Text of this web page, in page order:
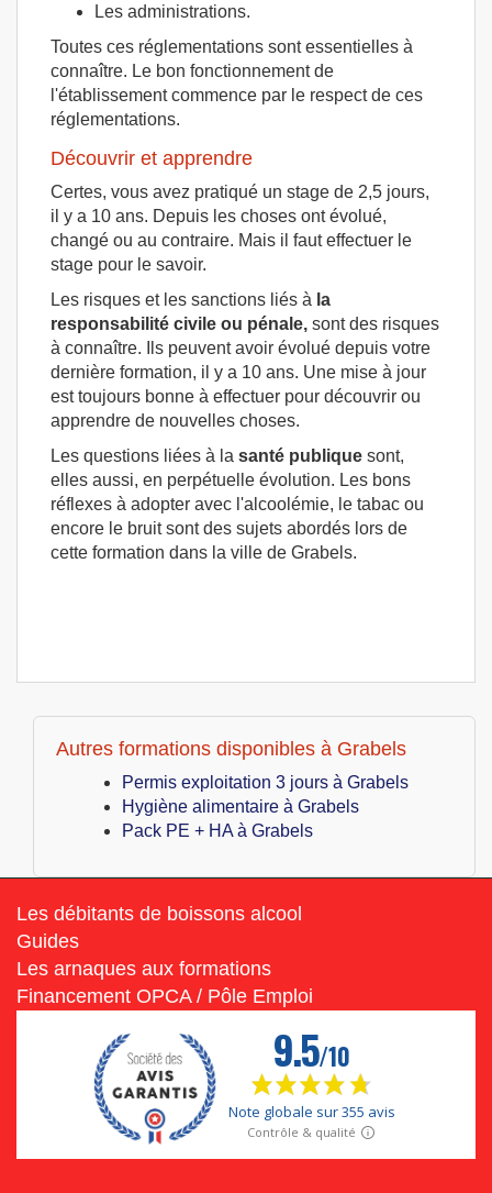
Les administrations.
Toutes ces réglementations sont essentielles à
connaître. Le bon fonctionnement de
l'établissement commence par le respect de ces
réglementations.
Découvrir et apprendre
Certes, vous avez pratiqué un stage de 2,5 jours,
il y a 10 ans. Depuis les choses ont évolué,
changé ou au contraire. Mais il faut effectuer le
stage pour le savoir.
Les risques et les sanctions liés à la
responsabilité civile ou pénale, sont des risques
à connaître. Ils peuvent avoir évolué depuis votre
dernière formation, il y a 10 ans. Une mise à jour
est toujours bonne à effectuer pour découvrir ou
apprendre de nouvelles choses.
Les questions liées à la santé publique sont,
elles aussi, en perpétuelle évolution. Les bons
réflexes à adopter avec l'alcoolémie, le tabac ou
encore le bruit sont des sujets abordés lors de
cette formation dans la ville de Grabels.
Autres formations disponibles à Grabels
Permis exploitation 3 jours à Grabels
Hygiène alimentaire à Grabels
Pack PE + HA à Grabels
Les débitants de boissons alcool
Guides
Les arnaques aux formations
Financement OPCA / Pôle Emploi